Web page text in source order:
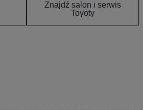
Znajdź salon i serwis
Toyoty